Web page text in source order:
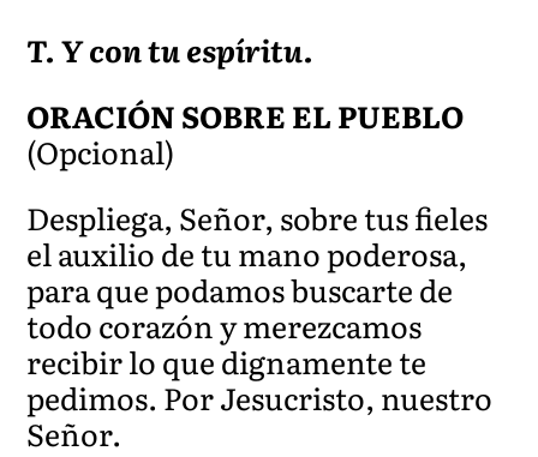
T. Y con tu espíritu.
ORACIÓN SOBRE EL PUEBLO
(Opcional)
Despliega, Señor, sobre tus fieles
el auxilio de tu mano poderosa,
para que podamos buscarte de
todo corazón y merezcamos
recibir lo que dignamente te
pedimos. Por Jesucristo, nuestro
Señor.